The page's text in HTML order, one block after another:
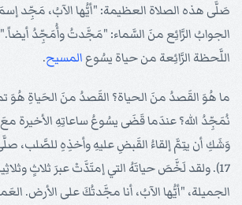
صَلَّى هذه الصلاة العظيمة: "أيُّها الآبُ، مَجِّد
الجوابُ الرَّائِع منَ السَّماء: "مَجَّدتُ وأُمَجِّدُ
اللَّحظة الرَّائِعة من حياة يسُوع المسيح.
ما هُوَ القَصدُ منَ الحياة؟ القَصدُ منَ الحَياةِ هُوَ
نُمَجِّدُ الله؟ عندَما قَضَى يسُوعُ ساعاتِهِ الأخيرة
وَشَكِ أن يتِمَّ إلقاءُ القَبضِ عليهِ وأخذِهِ للصَّلب،
17). ولقد لَخَّصَ حياتَهُ التي إمتَدَّتْ عبرَ ثلاثٍ
الجميلة، "أيُّها الآبُ، أنا مجَّدتُكَ على الأرض.